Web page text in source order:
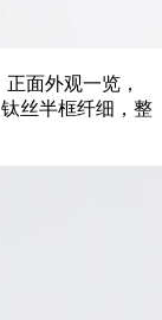
面外观一览，
丝半框纤细，整